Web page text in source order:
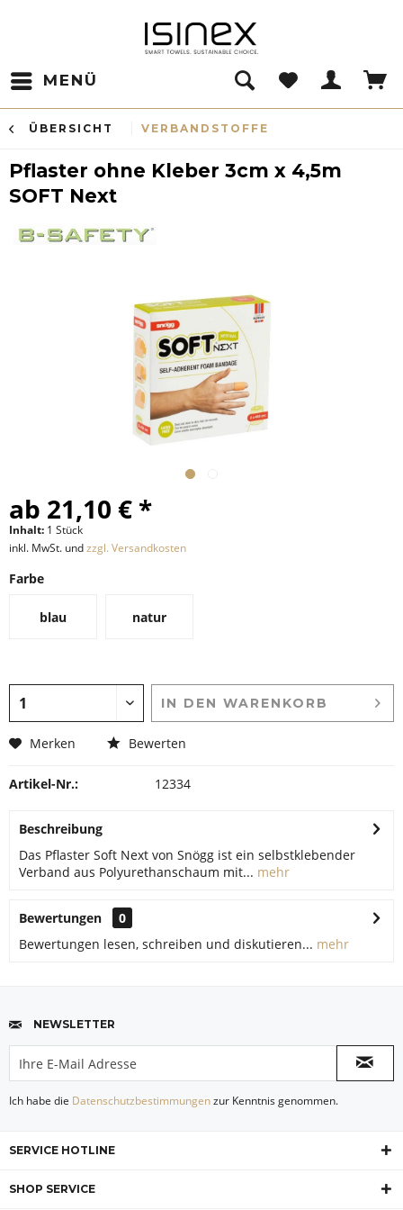
MENÜ
ÜBERSICHT VERBANDSTOFFE
Pflaster ohne Kleber 3cm x 4,5m
SOFT Next
ab 21,10 € *
Inhalt: 1 Stück
inkl. MwSt. undzzgl. Versandkosten
Farbe
blau natur
IN DEN WARENKORB
Merken Bewerten
Artikel-Nr.: 12334
Beschreibung
Das Pflaster Soft Next von Snögg ist ein selbstklebender
Verband aus Polyurethanschaum mit... mehr
Bewertungen
0
Bewertungen lesen, schreiben und diskutieren... mehr
NEWSLETTER
Ich habe die Datenschutzbestimmungenzur Kenntnis genommen.
SERVICE HOTLINE
SHOP SERVICE